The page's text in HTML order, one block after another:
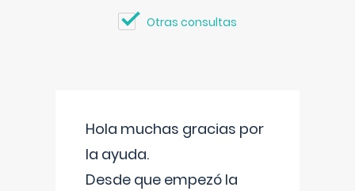
Otras consultas
Hola muchas gracias por
la ayuda.
Desde que empezó la